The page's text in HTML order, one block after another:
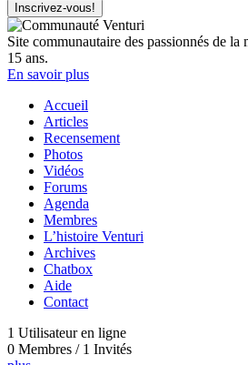
Inscrivez-vous!
Site communautaire des passionnés de la
15 ans.
En savoir plus
Accueil
Articles
Recensement
Photos
Vidéos
Forums
Agenda
Membres
L’histoire Venturi
Archives
Chatbox
Aide
Contact
1 Utilisateur en ligne
0 Membres / 1 Invités